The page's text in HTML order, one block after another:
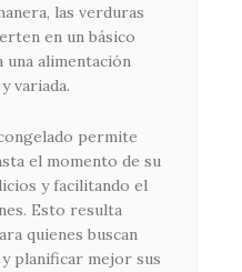
las verduras
en un básico
alimentación
variada.
permite
el momento de su
y facilitando el
Esto resulta
quienes buscan
planificar mejor sus